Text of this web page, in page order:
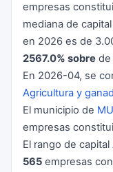
empresas
mediana de
en 2026 es de
2567.0% sobre de
En 2026-04, se
Agricultura y
El municipio de
empresas
El rango de capital
565 empresas